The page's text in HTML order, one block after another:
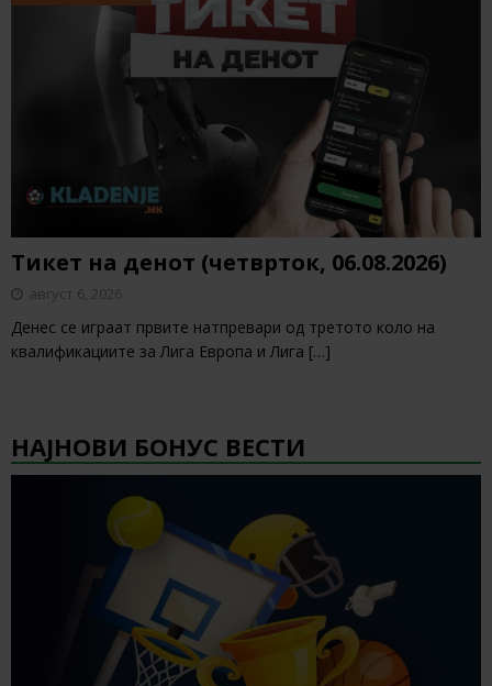
Тикет на денот (четврток, 06.08.2026)
август 6, 2026
Денес се играат првите натпревари од третото коло на
квалификациите за Лига Европа и Лига […]
НАЈНОВИ БОНУС ВЕСТИ